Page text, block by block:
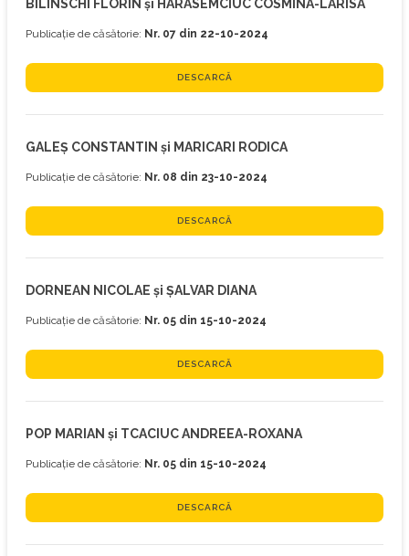
BILINSCHI FLORIN și HARASEMCIUC COSMINA-LARISA
Publicație de căsătorie: Nr. 07 din 22-10-2024
DESCARCĂ
GALEȘ CONSTANTIN și MARICARI RODICA
Publicație de căsătorie: Nr. 08 din 23-10-2024
DESCARCĂ
DORNEAN NICOLAE și ȘALVAR DIANA
Publicație de căsătorie: Nr. 05 din 15-10-2024
DESCARCĂ
POP MARIAN și TCACIUC ANDREEA-ROXANA
Publicație de căsătorie: Nr. 05 din 15-10-2024
DESCARCĂ